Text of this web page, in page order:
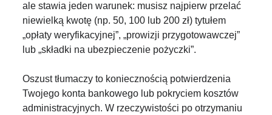
ale stawia jeden warunek: musisz najpierw przelać
niewielką kwotę (np. 50, 100 lub 200 zł) tytułem
„opłaty weryfikacyjnej”, „prowizji przygotowawczej”
lub „składki na ubezpieczenie pożyczki”.
Oszust tłumaczy to koniecznością potwierdzenia
Twojego konta bankowego lub pokryciem kosztów
administracyjnych. W rzeczywistości po otrzymaniu